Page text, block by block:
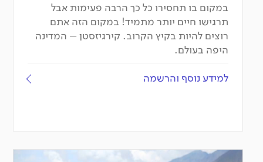
במקום בו תחסירו כל כך הרבה פעימות אבל
תרגישו חיים יותר מתמיד! במקום הזה אתם
רוצים להיות בקיץ הקרוב. קירגיזסטן – המדינה
היפה בעולם.
למידע נוסף והרשמה